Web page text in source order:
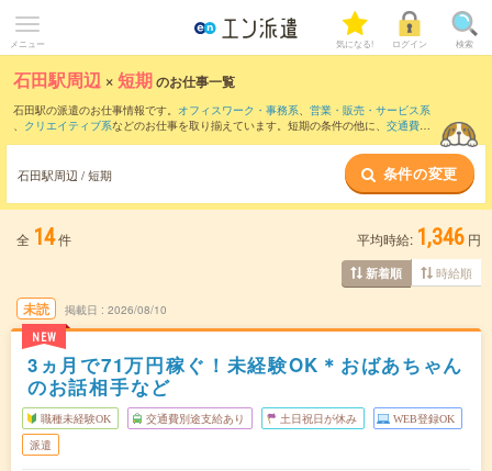
メニュー 気になる! ログイン 検索
石田駅周辺 ×短期のお仕事一覧
石田駅の派遣のお仕事情報です。 オフィスワーク・事務系、 営業・販売・サービス系
、 クリエイティブ系などのお仕事を取り揃えています。短期の条件の他に、 交通費別
石田駅周辺 / 短期 条件の変更
全 14件 平均時給: 1,346 円
新着順 時給順
未読
NEW
掲載日 2026/08/10
3ヵ月で71万円稼ぐ！未経験OK＊おばあちゃん
のお話相手など
職種未経験OK 交通費別途支給あり 土日祝日が休み WEB登録OK
派遣